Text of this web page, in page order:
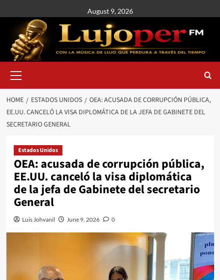
August 9, 2026
HOME ESTADOS UNIDOS
OEA: ACUSADA DE CORRUPCIÓN PÚBLICA,
EE.UU. CANCELÓ LA VISA DIPLOMÁTICA DE LA JEFA DE GABINETE DEL
SECRETARIO GENERAL
Estados Unidos
OEA: acusada de corrupción pública,
EE.UU. canceló la visa diplomática
de la jefa de Gabinete del secretario
General
Luis Johvanil June 9, 2026 0